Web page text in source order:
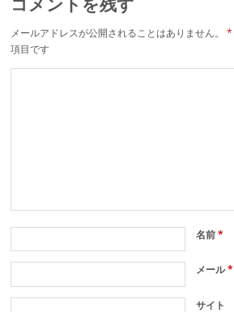
メールアドレスが公開されることはありません。 *
項目です
名前*
メール*
サイト